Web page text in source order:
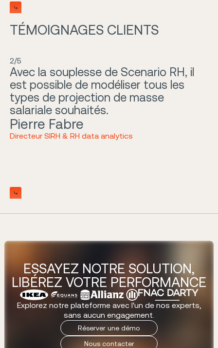
Slide 5 of 5.
TÉMOIGNAGES CLIENTS
Pierre Fabre
Directeur SIRH & RH data analytics
Avec la souplesse de Scenario RH, il
est possible de modéliser tous les
types de projection de masse
salariale souhaités.
2/5
Slide 2 of 5.
ESSAYEZ NOTRE SOLUTION,
LIBÉREZ VOTRE PERFORMANCE
Explorez notre plateforme avec l'un de nos experts,
sans aucun engagement.
Réserver une démo
Nous contacter